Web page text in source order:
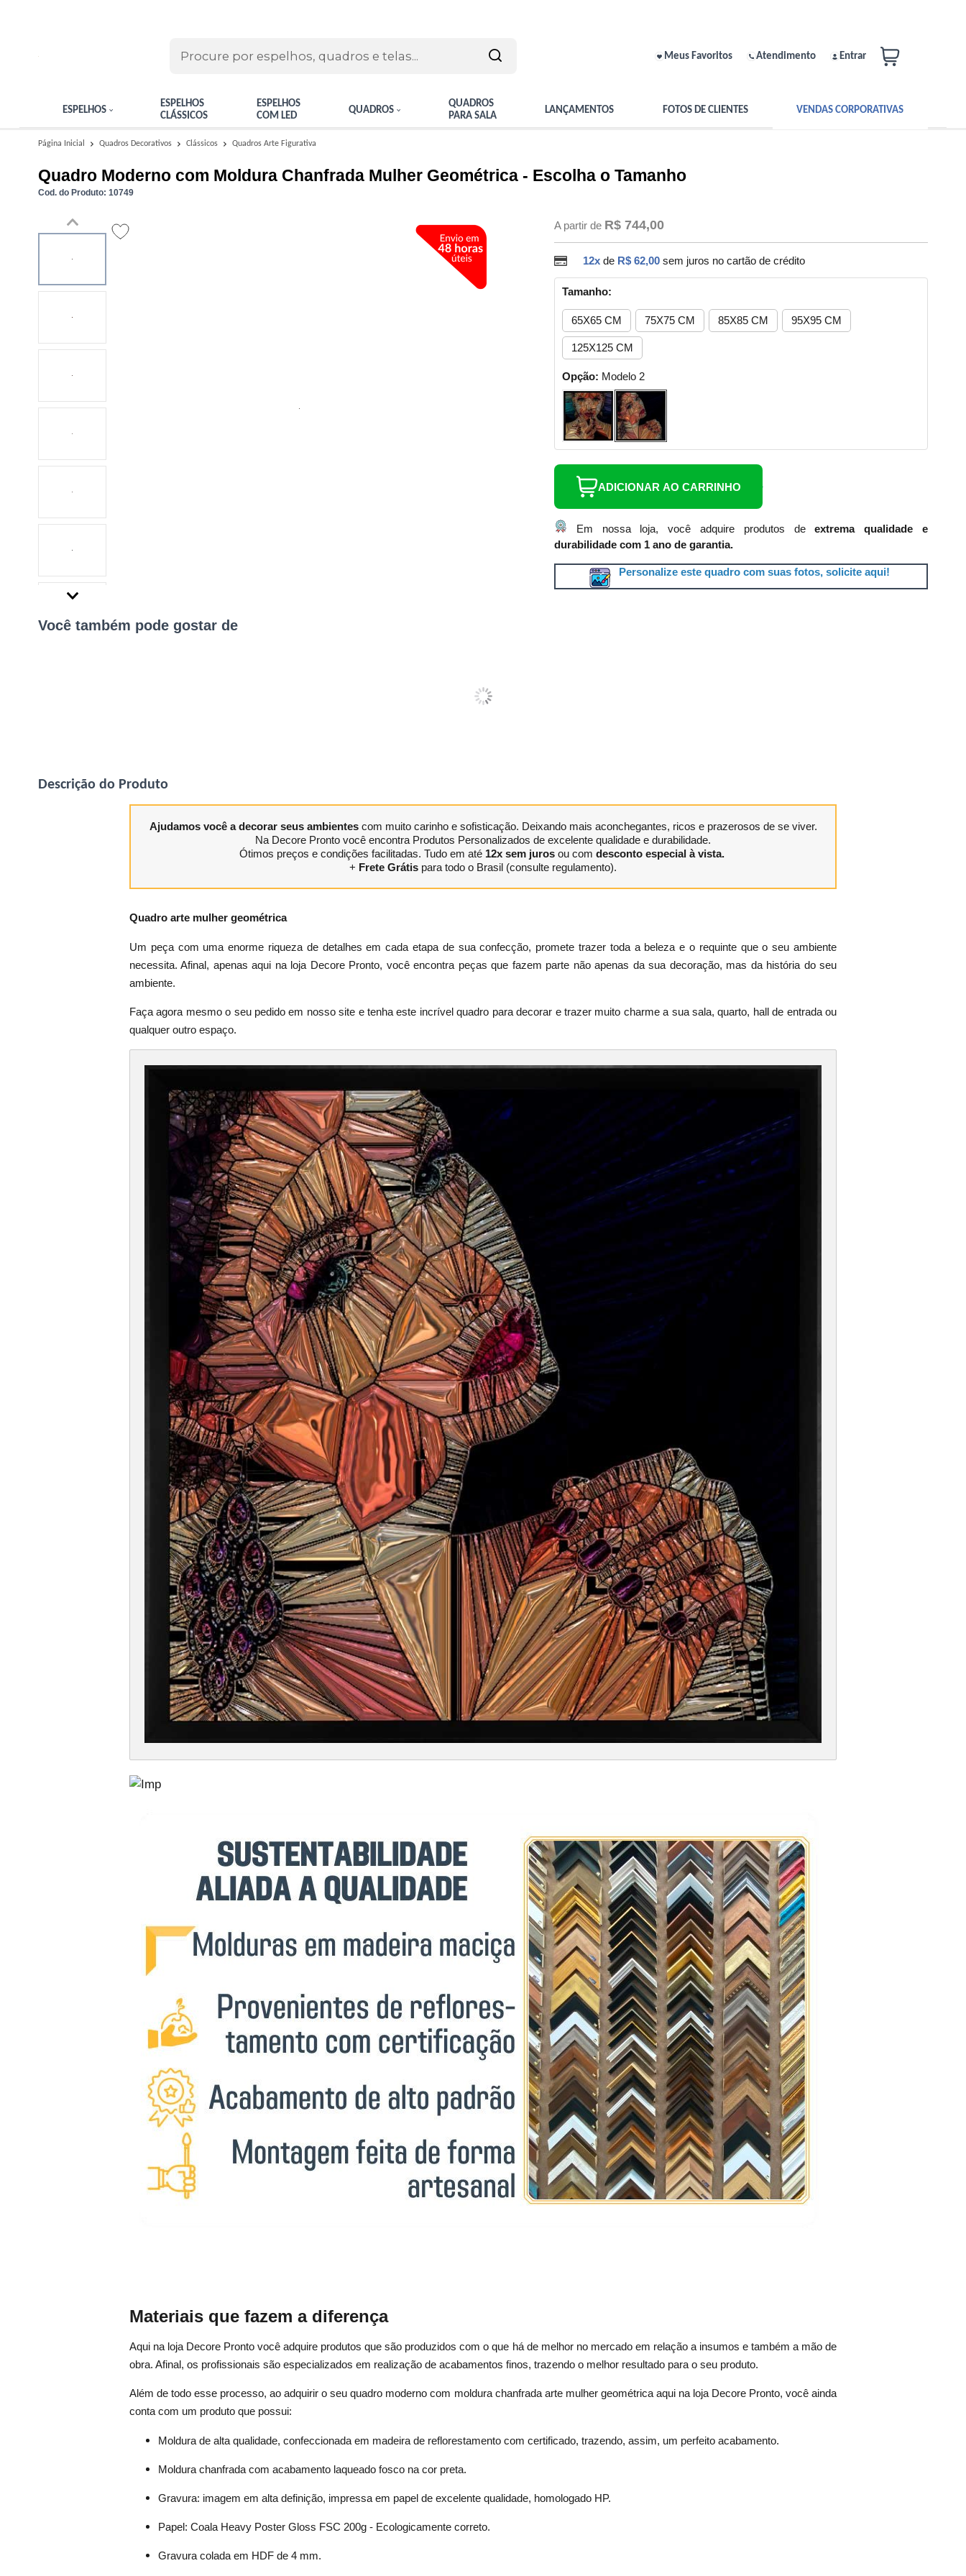
Meus Favoritos Atendimento Entrar
ESPELHOS
ESPELHOS
CLÁSSICOS
ESPELHOS
COM LED
QUADROS
QUADROS
PARA SALA
LANÇAMENTOS FOTOS DE CLIENTES VENDAS CORPORATIVAS
Página Inicial Quadros Decorativos Clássicos Quadros Arte Figurativa
Quadro Moderno com Moldura Chanfrada Mulher Geométrica - Escolha o Tamanho
Cod. do Produto: 10749
A partir de R$ 744,00
12x de R$ 62,00 sem juros no cartão de crédito
Tamanho:
65X65 CM 75X75 CM 85X85 CM 95X95 CM
125X125 CM
Opção: Modelo 2
ADICIONAR AO CARRINHO
Em nossa loja, você adquire produtos deextrema qualidade e
durabilidade com 1 ano de garantia.
Personalize este quadro com suas fotos, solicite aqui!
Você também pode gostar de
Descrição do Produto
Ajudamos você a decorar seus ambientescom muito carinho e sofisticação. Deixando mais aconchegantes, ricos e prazerosos de se viver.
Na Decore Pronto você encontra Produtos Personalizados de excelente qualidade e durabilidade.
Ótimos preços e condições facilitadas. Tudo em até 12x sem jurosou com desconto especial à vista.
+ Frete Grátis para todo o Brasil (consulte regulamento).
Quadro arte mulher geométrica
Um peça com uma enorme riqueza de detalhes em cada etapa de sua confecção, promete trazer toda a beleza e o requinte que o seu ambiente
necessita. Afinal, apenas aqui na loja Decore Pronto, você encontra peças que fazem parte não apenas da sua decoração, mas da história do seu
ambiente.
Faça agora mesmo o seu pedido em nosso site e tenha este incrível quadro para decorar e trazer muito charme a sua sala, quarto, hall de entrada ou
qualquer outro espaço.
Materiais que fazem a diferença
Aqui na loja Decore Pronto você adquire produtos que são produzidos com o que há de melhor no mercado em relação a insumos e também a mão de
obra. Afinal, os profissionais são especializados em realização de acabamentos finos, trazendo o melhor resultado para o seu produto.
Além de todo esse processo, ao adquirir o seu quadro moderno com moldura chanfrada arte mulher geométrica aqui na loja Decore Pronto, você ainda
conta com um produto que possui:
Moldura de alta qualidade, confeccionada em madeira de reflorestamento com certificado, trazendo, assim, um perfeito acabamento.
Moldura chanfrada com acabamento laqueado fosco na cor preta.
Gravura: imagem em alta definição, impressa em papel de excelente qualidade, homologado HP.
Papel: Coala Heavy Poster Gloss FSC 200g - Ecologicamente correto.
Gravura colada em HDF de 4 mm.